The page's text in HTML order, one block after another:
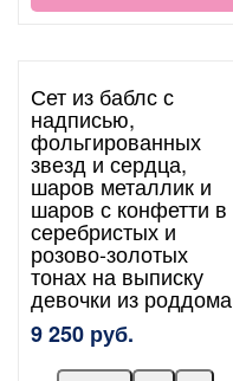
Сет из баблс с
надписью,
фольгированных
звезд и сердца,
шаров металлик и
шаров с конфетти в
серебристых и
розово-золотых
тонах на выписку
девочки из роддома
9 250 руб.